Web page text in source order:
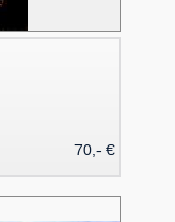
70,- €